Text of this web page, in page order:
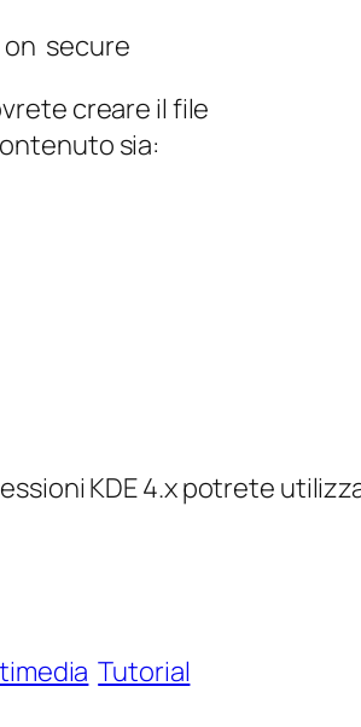
secure
creare il file
sia:
KDE 4.x potrete
Tutorial